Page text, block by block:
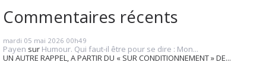
Commentaires récents
mardi 05 mai 2026 00h49
Payen sur Humour. Qui faut-il être pour se dire : Mon...
UN AUTRE RAPPEL, A PARTIR DU « SUR CONDITIONNEMENT » DE...